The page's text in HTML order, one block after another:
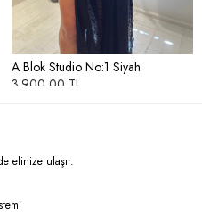
A Blok Studio No:1 Siyah
3.900,00 TL
elinize ulaşır.